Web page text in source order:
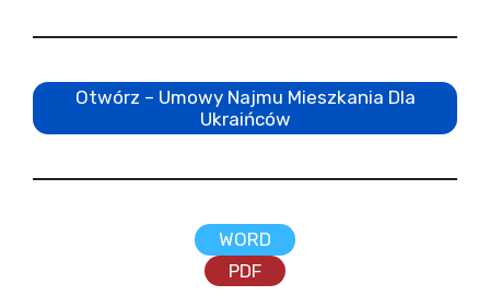
Otwórz – Umowy Najmu Mieszkania Dla
Ukraińców
WORD
PDF